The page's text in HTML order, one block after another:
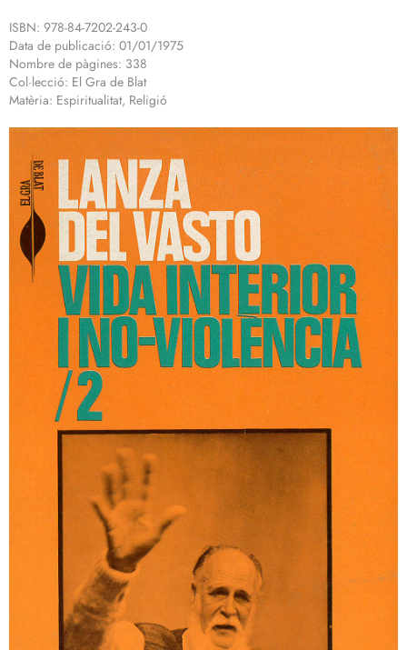
ISBN: 978-84-7202-243-0
Data de publicació: 01/01/1975
Nombre de pàgines: 338
Col·lecció: El Gra de Blat
Matèria: Espiritualitat, Religió